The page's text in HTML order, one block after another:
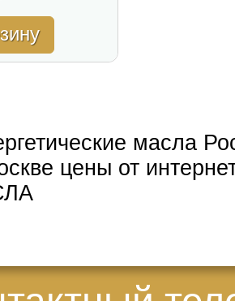
масла
цены от